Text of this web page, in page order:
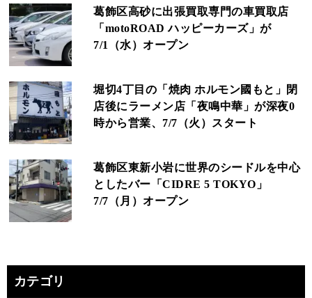
葛飾区高砂に出張買取専門の車買取店
「motoROAD ハッピーカーズ」が
7/1（水）オープン
堀切4丁目の「焼肉 ホルモン國もと」閉
店後にラーメン店「夜鳴中華」が深夜0
時から営業、7/7（火）スタート
葛飾区東新小岩に世界のシードルを中心
としたバー「CIDRE 5 TOKYO」
7/7（月）オープン
カテゴリ